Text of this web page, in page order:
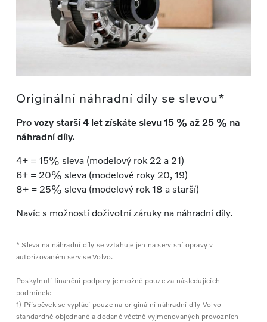
Originální náhradní díly se slevou*
Pro vozy starší 4 let získáte slevu 15 % až 25 % na
náhradní díly.
4+ = 15% sleva (modelový rok 22 a 21)
6+ = 20% sleva (modelové roky 20, 19)
8+ = 25% sleva (modelový rok 18 a starší)
Navíc s možností doživotní záruky na náhradní díly.
* Sleva na náhradní díly se vztahuje jen na servisní opravy v
autorizovaném servise Volvo.
Poskytnutí finanční podpory je možné pouze za následujících
podmínek:
1) Příspěvek se vyplácí pouze na originální náhradní díly Volvo
standardně objednané a dodané včetně vyjmenovaných provozních